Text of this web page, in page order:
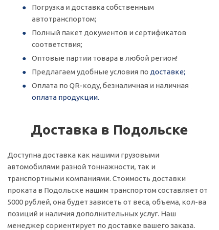
Погрузка и доставка собственным
автотранспортом;
Полный пакет документов и сертификатов
соответствия;
Оптовые партии товара в любой регион!
Предлагаем удобные условия по доставке;
Оплата по QR-коду, безналичная и наличная
оплата продукции.
Доставка в Подольске
Доступна доставка как нашими грузовыми
автомобилями разной тоннажности, так и
транспортными компаниями. Стоимость доставки
проката в Подольске нашим транспортом составляет от
5000 рублей, она будет зависеть от веса, объема, кол-ва
позиций и наличия дополнительных услуг. Наш
менеджер сориентирует по доставке вашего заказа.